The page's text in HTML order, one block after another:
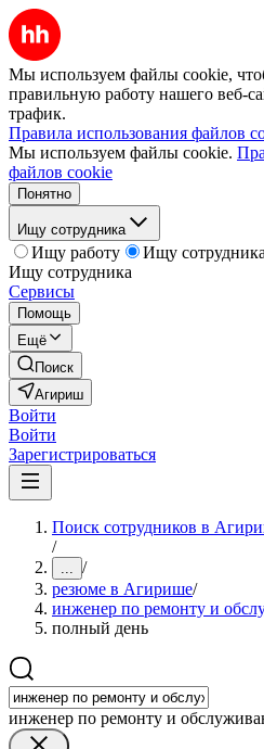
Мы используем файлы cookie,
правильную работу нашего веб-
трафик.
Правила использования файлов
Мы используем файлы cookie.
файлов cookie
Понятно
Ищу сотрудника
Ищу работу
Ищу сотрудника
Ищу сотрудника
Сервисы
Помощь
Ещё
Поиск
Агириш
Войти
Войти
Зарегистрироваться
Поиск сотрудников в
/
... /
резюме в Агирише/
инженер по ремонту и
полный день
инженер по ремонту и